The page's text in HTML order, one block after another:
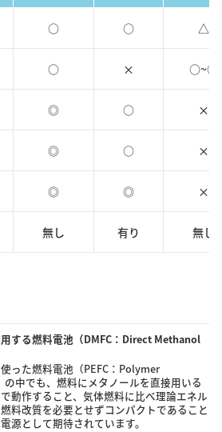
○ ○ △
○ × ○~◎
◎ ○ ×
◎ ○ ×
◎ ◎ ×
無し 有り 無し
する燃料電池（DMFC：Direct Methanol
った燃料電池（PEFC：Polymer
中でも、燃料にメタノールを直接用いる
動作すること、気体燃料に比べ理論エネル
料改質を必要とせずコンパクトであること
源として期待されています。